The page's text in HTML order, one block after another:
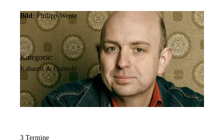
Bild: Philipp Wente
Kategorie:
Kabarett & Comedy
3 Termine